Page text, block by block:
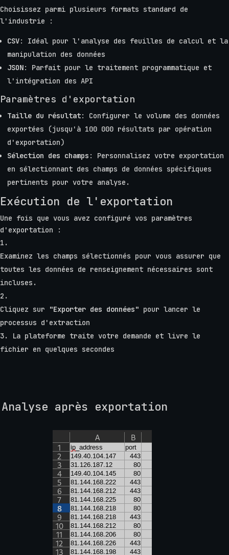
Choisissez parmi plusieurs formats standard de
l'industrie :
CSV: Idéal pour l'analyse des feuilles de calcul et la
manipulation des données
JSON: Parfait pour le traitement programmatique et
l'intégration des API
Paramètres d'exportation
Taille du résultat: Configurer le volume des données
exportées (jusqu'à 100 000 résultats par opération
d'exportation)
Sélection des champs : Personnalisez votre exportation
en sélectionnant des champs de données spécifiques
pertinents pour votre analyse.
Exécution de l'exportation
Une fois que vous avez configuré vos paramètres
d'exportation :
Examinez les champs sélectionnés pour vous assurer que
toutes les données de renseignement nécessaires sont
incluses.
Cliquez sur "Exporter des données" pour lancer le
processus d'extraction
La plateforme traite votre demande et livre le
fichier en quelques secondes
Analyse après exportation
sont prêtes à être intégrées dans les outils d'analyse
de votre choix :